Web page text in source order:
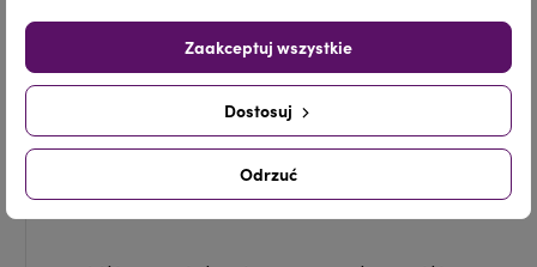
kolorystycznej, z powłoką AB oraz bez powłoki (w
czystym bazowym kolorze). Kamienie dostępne są
Odrzuć
Dostosuj
Zaakceptuj wszystkie